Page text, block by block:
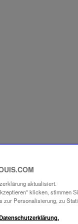
aktualisiert.
klicken, stimmen
zur Personalisierung, zu